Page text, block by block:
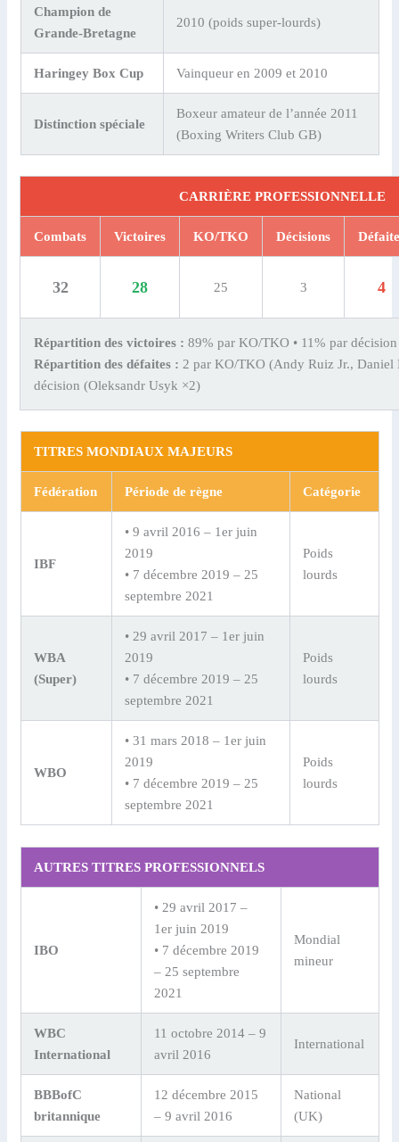
Champion de
Grande-Bretagne
2010 (poids super-lourds)
Haringey Box Cup Vainqueur en 2009 et 2010
Distinction spéciale
Boxeur amateur de l’année 2011
(Boxing Writers Club GB)
CARRIÈRE PROFESSIONNELLE
Combats Victoires KO/TKO Décisions
32 28 25 3 4
Répartition des victoires : 89% par KO/TKO • 11% par décision
Répartition des défaites : 2 par KO/TKO (Andy Ruiz Jr., Daniel
décision (Oleksandr Usyk ×2)
TITRES MONDIAUX MAJEURS
Fédération Période de règne Catégorie
IBF
• 9 avril 2016 – 1er juin
2019
• 7 décembre 2019 – 25
septembre 2021
Poids
lourds
WBA
(Super)
• 29 avril 2017 – 1er juin
2019
• 7 décembre 2019 – 25
septembre 2021
Poids
lourds
WBO
• 31 mars 2018 – 1er juin
2019
• 7 décembre 2019 – 25
septembre 2021
Poids
lourds
AUTRES TITRES PROFESSIONNELS
IBO
• 29 avril 2017 –
1er juin 2019
• 7 décembre 2019
– 25 septembre
2021
Mondial
mineur
WBC
International
11 octobre 2014 – 9
avril 2016
International
BBBofC
britannique
12 décembre 2015
– 9 avril 2016
National
(UK)